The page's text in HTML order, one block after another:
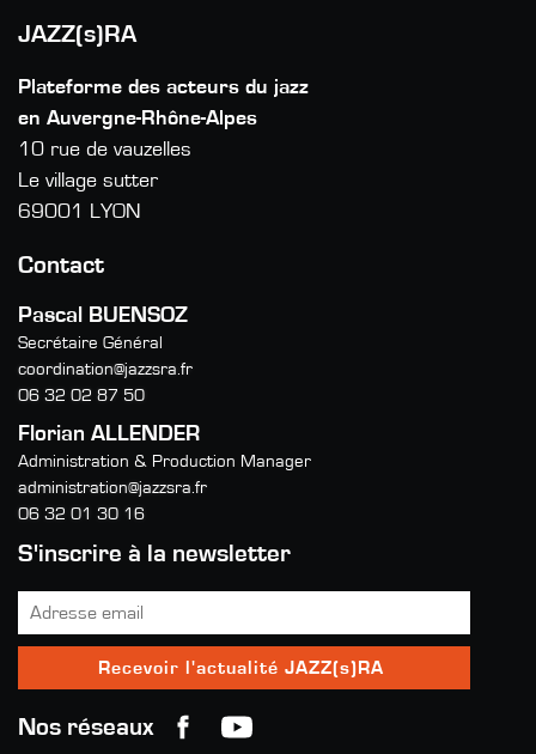
JAZZ(s)RA
Plateforme des acteurs du jazz
en Auvergne-Rhône-Alpes
10 rue de vauzelles
Le village sutter
69001 LYON
Contact
Pascal BUENSOZ
Secrétaire Général
coordination@jazzsra.fr
06 32 02 87 50
Florian ALLENDER
Administration & Production Manager
administration@jazzsra.fr
06 32 01 30 16
S'inscrire à la newsletter
Nos réseaux